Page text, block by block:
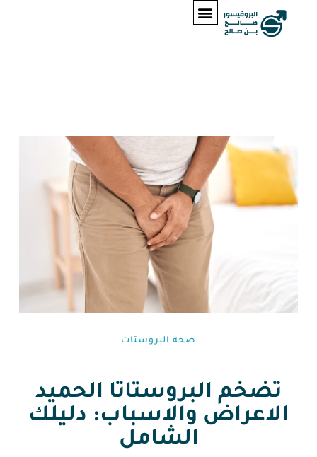
صحه البروستات
تضخم البروستاتا الحميد
الاعراض والاسباب: دليلك
الشامل